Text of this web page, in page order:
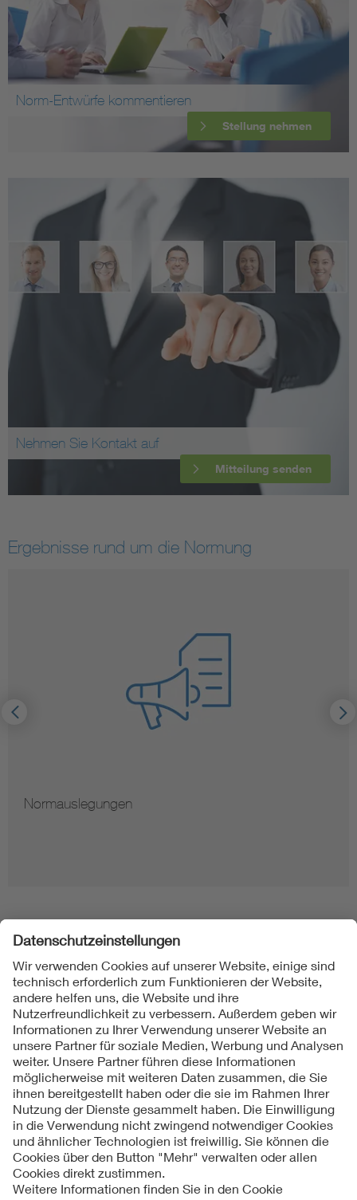
Norm-Entwürfe kommentieren
Stellung nehmen
Nehmen Sie Kontakt auf
Mitteilung senden
Ergebnisse rund um die Normung
Normauslegungen
Folgen Sie uns
Kontakt
Impressum
Datenschutzinformationen